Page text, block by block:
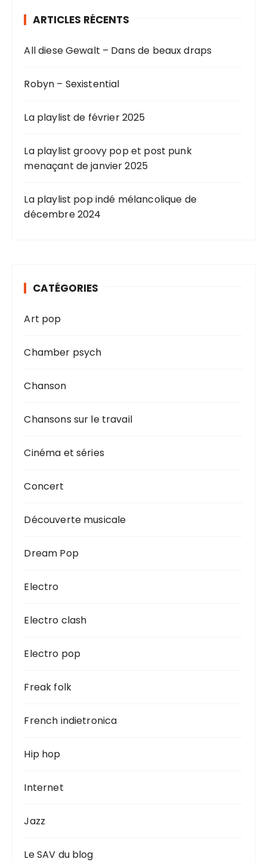
ARTICLES RÉCENTS
All diese Gewalt – Dans de beaux draps
Robyn – Sexistential
La playlist de février 2025
La playlist groovy pop et post punk
menaçant de janvier 2025
La playlist pop indé mélancolique de
décembre 2024
CATÉGORIES
Art pop
Chamber psych
Chanson
Chansons sur le travail
Cinéma et séries
Concert
Découverte musicale
Dream Pop
Electro
Electro clash
Electro pop
Freak folk
French indietronica
Hip hop
Internet
Jazz
Le SAV du blog